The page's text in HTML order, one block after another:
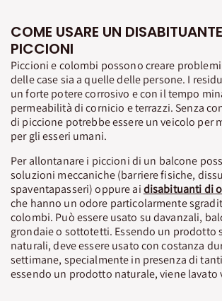
COME USARE UN
PICCIONI
Piccioni e colombi possono creare
delle case sia a quelle delle persone. I
un forte potere corrosivo e con il tempo
permeabilità di cornicio e terrazzi. Senza
di piccione potrebbe essere un veicolo per
per gli esseri umani.
Per allontanare i piccioni di un balcone
soluzioni meccaniche (barriere fisiche,
spaventapasseri) oppure aidisabituanti di
che hanno un odore particolarmente
colombi. Può essere usato su davanzali,
grondaie o sottotetti. Essendo un prodotto
naturali, deve essere usato con costanza
settimane, specialmente in presenza di
essendo un prodotto naturale, viene lavato